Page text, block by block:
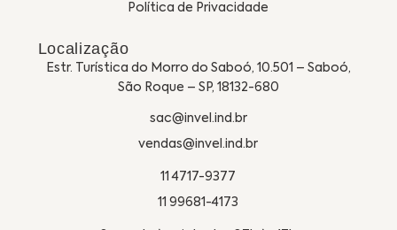
Política de Privacidade
Localização
Estr. Turística do Morro do Saboó, 10.501 – Saboó,
São Roque – SP, 18132-680
sac@invel.ind.br
vendas@invel.ind.br
11 4717-9377
11 99681-4173